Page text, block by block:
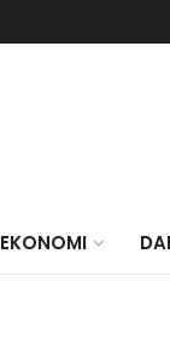
EKONOMI